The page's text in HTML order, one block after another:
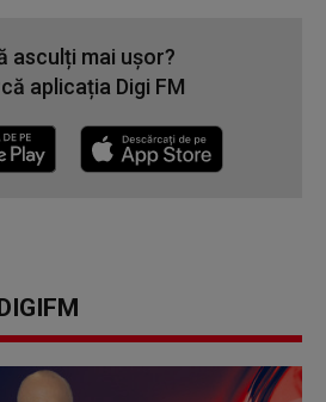
asculți mai ușor?
aplicația Digi FM